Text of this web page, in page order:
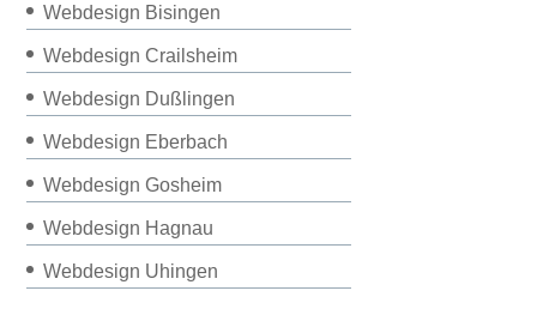
Webdesign Bisingen
Webdesign Crailsheim
Webdesign Dußlingen
Webdesign Eberbach
Webdesign Gosheim
Webdesign Hagnau
Webdesign Uhingen